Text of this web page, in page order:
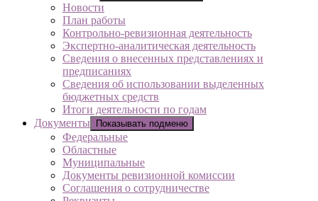
Новости
План работы
Контрольно-ревизионная деятельность
Экспертно-аналитическая деятельность
Сведения о внесенных представлениях и
предписаниях
Сведения об использовании выделенных
бюджетных средств
Итоги деятельности по годам
Документы
Показывать подменю
Федеральные
Областные
Муниципальные
Документы ревизионной комиссии
Соглашения о сотрудничестве